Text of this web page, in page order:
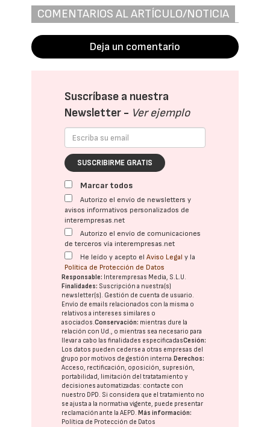
COMENTARIOS AL ARTÍCULO/NOTICIA
Deja un comentario
Suscríbase a nuestra
Newsletter - Ver ejemplo
SUSCRIBIRME GRATIS
Marcar todos
Autorizo el envío de newsletters y
avisos informativos personalizados de
interempresas.net
Autorizo el envío de comunicaciones
de terceros vía interempresas.net
He leído y acepto elAviso Legal y la
Política de Protección de Datos
Responsable: Interempresas Media, S.L.U.
Finalidades: Suscripción a nuestra(s)
newsletter(s). Gestión de cuenta de usuario.
Envío de emails relacionados con la misma o
relativos a intereses similares o
asociados.Conservación: mientras dure la
relación con Ud., o mientras sea necesario para
llevar a cabo las finalidades especificadasCesión:
Los datos pueden cederse a otras empresas del
grupo por motivos de gestión interna. Derechos:
Acceso, rectificación, oposición, supresión,
portabilidad, limitación del tratatamiento y
decisiones automatizadas: contacte con
nuestro DPD. Si considera que el tratamiento no
se ajusta a la normativa vigente, puede presentar
reclamación ante laAEPD. Más información:
Política de Protección de Datos